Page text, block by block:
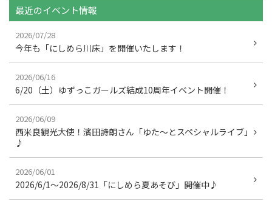
最近のイベント情報
2026/07/28
今年も「にしめら川床」を開催いたします！
2026/06/16
6/20（土）ゆずっこガールズ結成10周年イベント開催！
2026/06/09
西米良観光大使！濱田詩朗さん「ゆた～とスペシャルライブ」
♪
2026/06/01
2026/6/1～2026/8/31「にしめら夏あそび」開催中♪